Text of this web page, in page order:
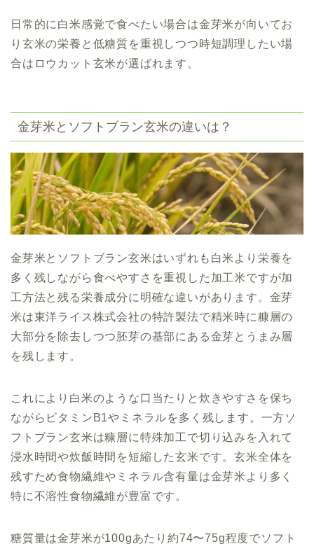
日常的に白米感覚で食べたい場合は金芽米が向いてお
り玄米の栄養と低糖質を重視しつつ時短調理したい場
合はロウカット玄米が選ばれます。
金芽米とソフトブラン玄米の違いは？
金芽米とソフトブラン玄米はいずれも白米より栄養を
多く残しながら食べやすさを重視した加工米ですが加
工方法と残る栄養成分に明確な違いがあります。金芽
米は東洋ライス株式会社の特許製法で精米時に糠層の
大部分を除去しつつ胚芽の基部にある金芽とうまみ層
を残します。
これにより白米のような口当たりと炊きやすさを保ち
ながらビタミンB1やミネラルを多く残します。一方ソ
フトブラン玄米は糠層に特殊加工で切り込みを入れて
浸水時間や炊飯時間を短縮した玄米です。玄米全体を
残すため食物繊維やミネラル含有量は金芽米より多く
特に不溶性食物繊維が豊富です。
糖質量は金芽米が100gあたり約74〜75g程度でソフト